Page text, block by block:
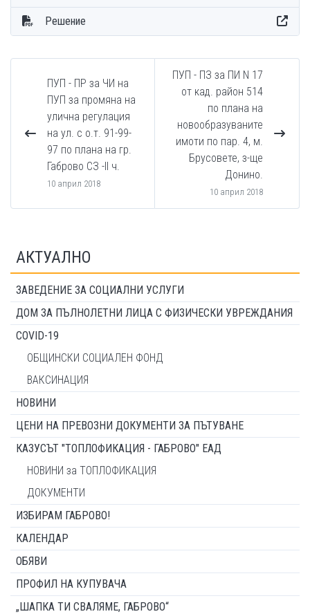
Решение
ПУП - ПР за ЧИ на
ПУП за промяна на
улична регулация
на ул. с о.т. 91-99-
97 по плана на гр.
Габрово СЗ -II ч.
10 април 2018
ПУП - ПЗ за ПИ N 17
от кад. район 514
по плана на
новообразуваните
имоти по пар. 4, м.
Брусовете, з-ще
Донино.
10 април 2018
АКТУАЛНО
ЗАВЕДЕНИЕ ЗА СОЦИАЛНИ УСЛУГИ
ДОМ ЗА ПЪЛНОЛЕТНИ ЛИЦА С ФИЗИЧЕСКИ УВРЕЖДАНИЯ
COVID-19
ОБЩИНСКИ СОЦИАЛЕН ФОНД
ВАКСИНАЦИЯ
НОВИНИ
ЦЕНИ НА ПРЕВОЗНИ ДОКУМЕНТИ ЗА ПЪТУВАНЕ
КАЗУСЪТ "ТОПЛОФИКАЦИЯ - ГАБРОВО" ЕАД
НОВИНИ за ТОПЛОФИКАЦИЯ
ДОКУМЕНТИ
ИЗБИРАМ ГАБРОВО!
КАЛЕНДАР
ОБЯВИ
ПРОФИЛ НА КУПУВАЧА
„ШАПКА ТИ СВАЛЯМЕ, ГАБРОВО“